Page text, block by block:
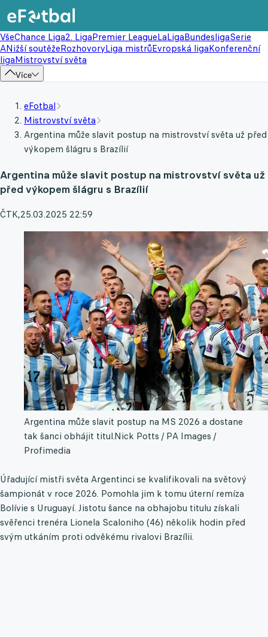
VšeChance Liga2. LigaPremier LeagueLaLigaBundesligaSerie
ANižší soutěžeRozhovoryLiga mistrůEvropská ligaKonferenční
ligaMistrovství světa
Více
eFotbal
Mistrovství světa
Argentina může slavit postup na mistrovství světa už před
výkopem šlágru s Brazílií
Argentina může slavit postup na mistrovství světa už
před výkopem šlágru s Brazílií
ČTK,25.03.2025 22:59
Argentina může slavit postup na MS 2026 a dostane
tak šanci obhájit titul.Nick Potts / PA Images /
Profimedia
Úřadující mistři světa Argentinci se kvalifikovali na světový
šampionát v roce 2026. Pomohla jim k tomu úterní remíza
Bolívie s Uruguayí. Jistotu šance na obhajobu titulu získali
svěřenci trenéra Lionela Scaloniho (46) několik hodin před
svým utkáním proti odvěkému rivalovi Brazílii.